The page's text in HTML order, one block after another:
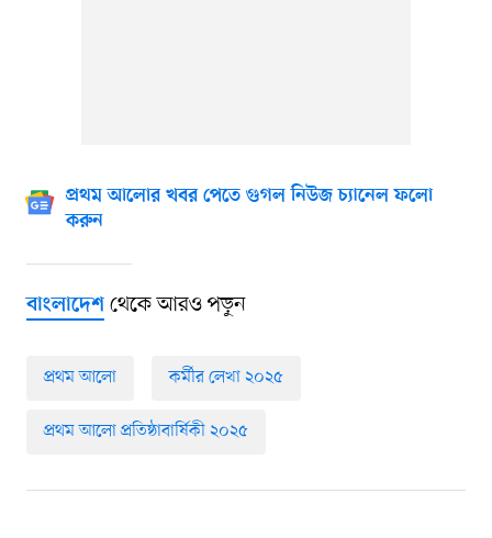
প্রথম আলোর খবর পেতে গুগল নিউজ চ্যানেল ফলো
করুন
বাংলাদেশথেকে আরও পড়ুন
প্রথম আলো কর্মীর লেখা ২০২৫
প্রথম আলো প্রতিষ্ঠাবার্ষিকী ২০২৫